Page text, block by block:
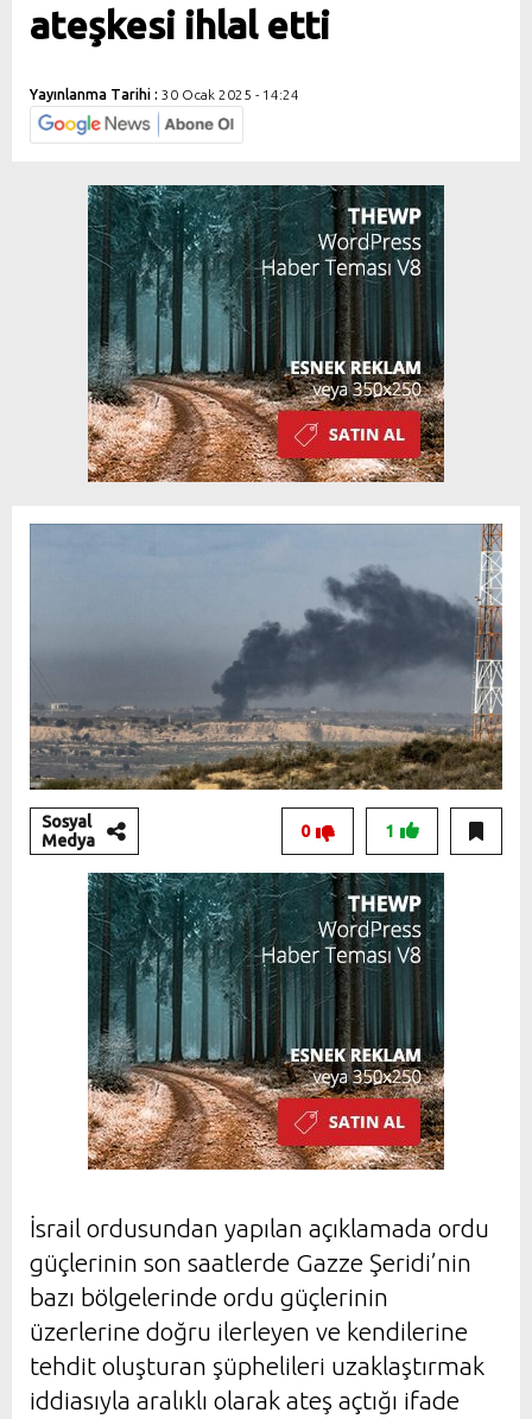
ateşkesi ihlal etti
Yayınlanma Tarihi : 30 Ocak 2025 - 14:24
Sosyal
Medya
1
0
İsrail ordusundan yapılan açıklamada ordu
güçlerinin son saatlerde Gazze Şeridi’nin
bazı bölgelerinde ordu güçlerinin
üzerlerine doğru ilerleyen ve kendilerine
tehdit oluşturan şüphelileri uzaklaştırmak
iddiasıyla aralıklı olarak ateş açtığı ifade